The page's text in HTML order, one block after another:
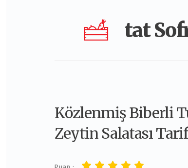
tat
Közlenmiş Biberli
Zeytin Salatası